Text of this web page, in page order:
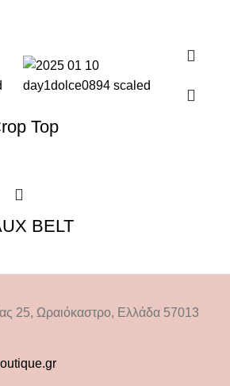
Top
BELT
25, Ωραιόκαστρο, Ελλάδα 57013